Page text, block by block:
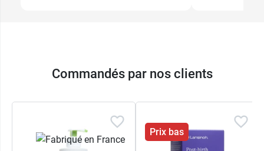
Commandés par nos clients
Prix bas